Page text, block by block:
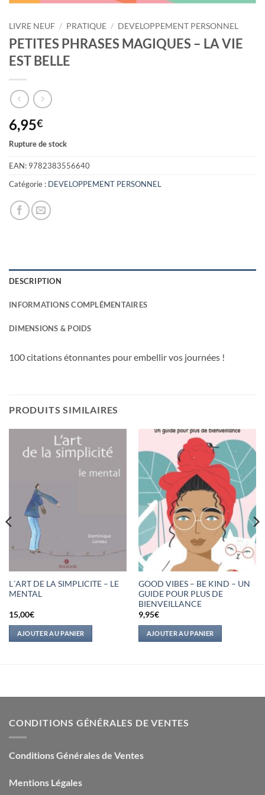
LIVRE NEUF / PRATIQUE / DEVELOPPEMENT PERSONNEL
PETITES PHRASES MAGIQUES – LA VIE
EST BELLE
6,95€
Rupture de stock
EAN: 9782383556640
Catégorie : DEVELOPPEMENT PERSONNEL
DESCRIPTION
INFORMATIONS COMPLÉMENTAIRES
DIMENSIONS & POIDS
100 citations étonnantes pour embellir vos journées !
PRODUITS SIMILAIRES
L´ART DE LA SIMPLICITE – LE
MENTAL
15,00€
AJOUTER AU PANIER
GOOD VIBES – BE KIND – UN
GUIDE POUR PLUS DE
BIENVEILLANCE
9,95€
AJOUTER AU PANIER
CONDITIONS GÉNÉRALES DE VENTES
Conditions Générales de Ventes
Mentions Légales